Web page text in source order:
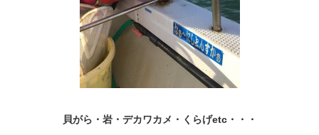
貝がら・岩・デカワカメ・くらげetc・・・